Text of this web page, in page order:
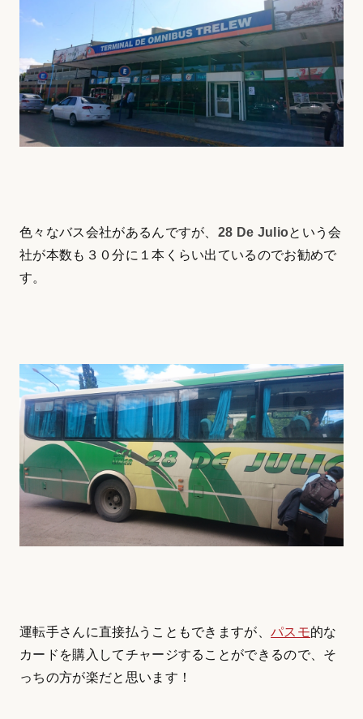
色々なバス会社があるんですが、 28 De Julioという会
社が本数も３０分に１本くらい出ているのでお勧めで
す。
運転手さんに直接払うこともできますが、パスモ的な
カードを購入してチャージすることができるので、そ
っちの方が楽だと思います！